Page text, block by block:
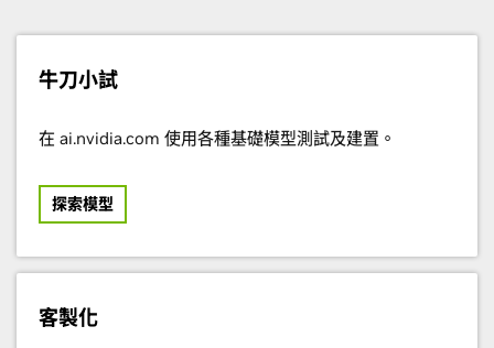
牛刀小試
在 ai.nvidia.com 使用各種基礎模型測試及建置。
探索模型
客製化